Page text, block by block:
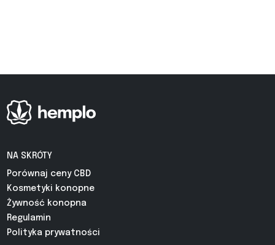
NA SKRÓTY
Porównaj ceny CBD
Kosmetyki konopne
Żywność konopna
Regulamin
Polityka prywatności